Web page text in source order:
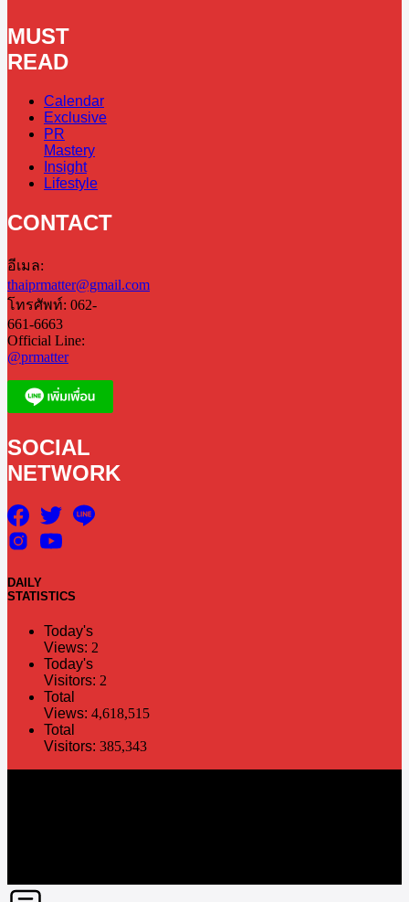
MUST
READ
Calendar
Exclusive
PR
Mastery
Insight
Lifestyle
CONTACT
อีเมล:
thaiprmatter@gmail.com
โทรศัพท์: 062-
661-6663
Official Line:
@prmatter
SOCIAL
NETWORK
DAILY
STATISTICS
Today's
Views: 2
Today's
Visitors: 2
Total
Views: 4,618,515
Total
Visitors: 385,343